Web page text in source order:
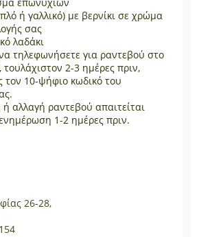
επωνυχίων
ή γαλλικό) με βερνίκι σε χρώμα
σας
λαδάκι
τηλεφωνήσετε για ραντεβού στο
2-3 ημέρες πριν,
τον 10-ψήφιο κωδικό του
αλλαγή ραντεβού απαιτείται
1-2 ημέρες πριν.
26-28,